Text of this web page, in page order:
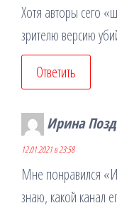
Хотя авторы сего
зрителю версию
Ответить
Ирина
12.01.2021 в 23:58
Мне понравился
знаю, какой канал